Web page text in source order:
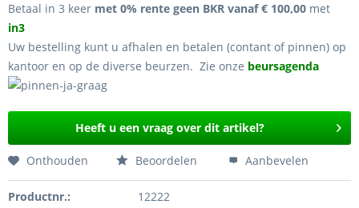
Betaal in 3 keer met 0% rente geen BKR vanaf € 100,00 met
in3
Uw bestelling kunt u afhalen en betalen (contant of pinnen) op
kantoor en op de diverse beurzen. Zie onze beursagenda
Heeft u een vraag over dit artikel?
Onthouden Beoordelen Aanbevelen
Productnr.:
12222